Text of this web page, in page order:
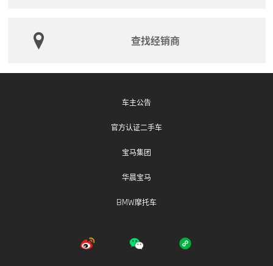
本次召回是2020年11月13日发布的《宝马（中国）汽车
回活动的扩大召回，扩大召回的原因为此前召回范围不
消息等形式通知相关用户。用户可拨打宝马售后服务热
线：400-800-6666（固话或手机拨打均可），了解此
查找经销商
车主公告
官方认证二手车
宝马集团
华晨宝马
BMW摩托车